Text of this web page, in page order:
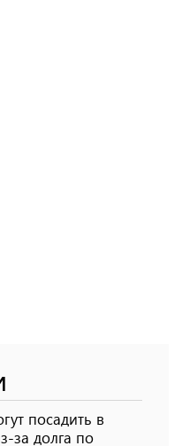
посадить в
за долга по